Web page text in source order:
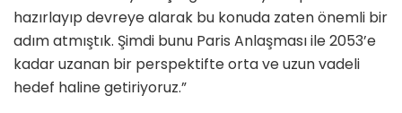
hazırlayıp devreye alarak bu konuda zaten önemli bir
adım atmıştık. Şimdi bunu Paris Anlaşması ile 2053’e
kadar uzanan bir perspektifte orta ve uzun vadeli
hedef haline getiriyoruz.”